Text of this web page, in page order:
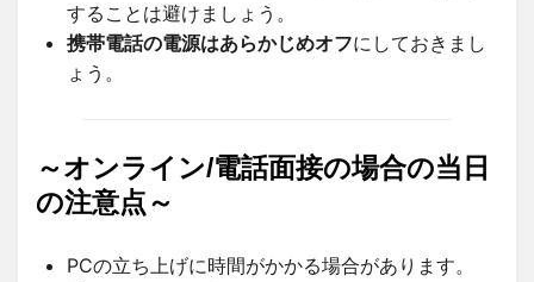
することは避けましょう。
携帯電話の電源はあらかじめオフにしておきまし
ょう。
～オンライン/電話面接の場合の当日
の注意点～
PCの立ち上げに時間がかかる場合があります。